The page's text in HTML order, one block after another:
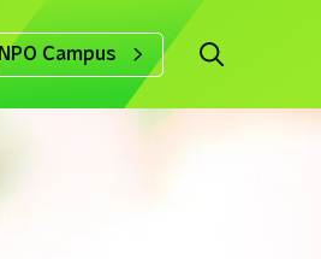
NPO Campus